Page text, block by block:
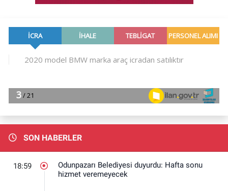
SON HABERLER
18:59
Odunpazarı Belediyesi duyurdu: Hafta sonu
hizmet veremeyecek